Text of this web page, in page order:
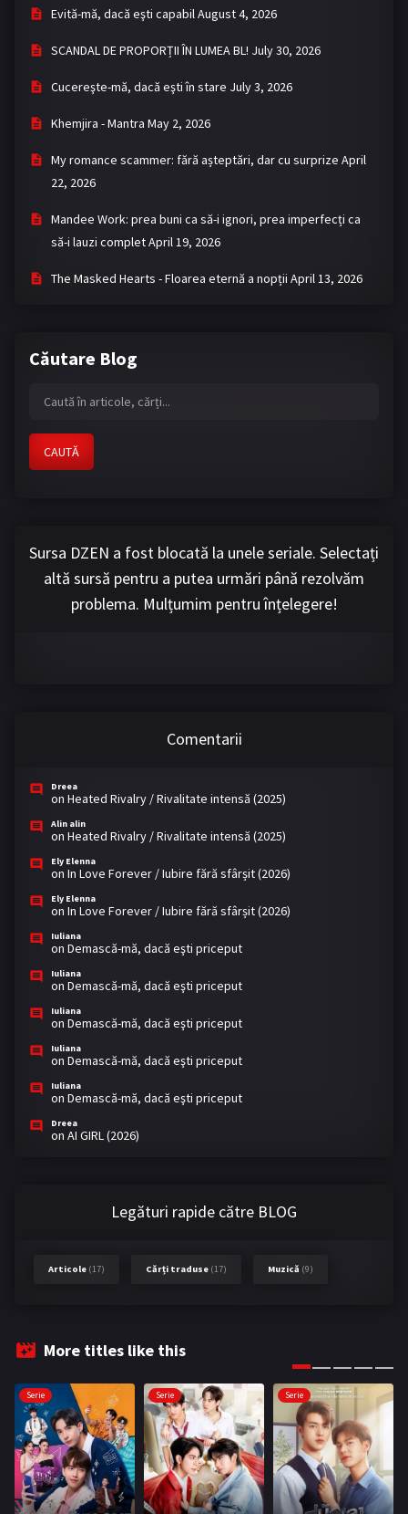
Evită-mă, dacă eşti capabilAugust 4, 2026
SCANDAL DE PROPORȚII ÎN LUMEA BL! July 30, 2026
Cucereşte-mă, dacă eşti în stare July 3, 2026
Khemjira - Mantra May 2, 2026
My romance scammer: fără așteptări, dar cu surprize April
22, 2026
Mandee Work: prea buni ca să-i ignori, prea imperfecți ca
să-i lauzi completApril 19, 2026
The Masked Hearts - Floarea eternă a nopții April 13, 2026
Căutare Blog
CAUTĂ
Sursa DZEN a fost blocată la unele seriale. Selectați
altă sursă pentru a putea urmări până rezolvăm
problema. Mulțumim pentru înțelegere!
Comentarii
Dreea
on Heated Rivalry / Rivalitate intensă (2025)
Alin alin
on Heated Rivalry / Rivalitate intensă (2025)
Ely Elenna
on In Love Forever / Iubire fără sfârșit (2026)
Ely Elenna
on In Love Forever / Iubire fără sfârșit (2026)
Iuliana
on Demască-mă, dacă eşti priceput
Iuliana
on Demască-mă, dacă eşti priceput
Iuliana
on Demască-mă, dacă eşti priceput
Iuliana
on Demască-mă, dacă eşti priceput
Iuliana
on Demască-mă, dacă eşti priceput
Dreea
on AI GIRL (2026)
Legături rapide către BLOG
Articole (17) Cărți traduse (17) Muzică (9)
More titles like this
Serie Serie Serie